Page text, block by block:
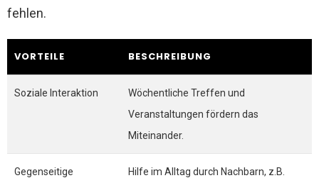
fehlen.
VORTEILE BESCHREIBUNG
Soziale Interaktion
Wöchentliche Treffen und
Veranstaltungen fördern das
Miteinander.
Gegenseitige
Hilfe im Alltag durch Nachbarn, z.B.